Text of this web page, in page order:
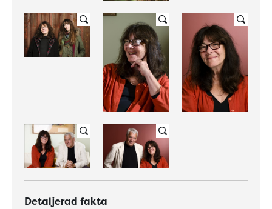
Detaljerad fakta